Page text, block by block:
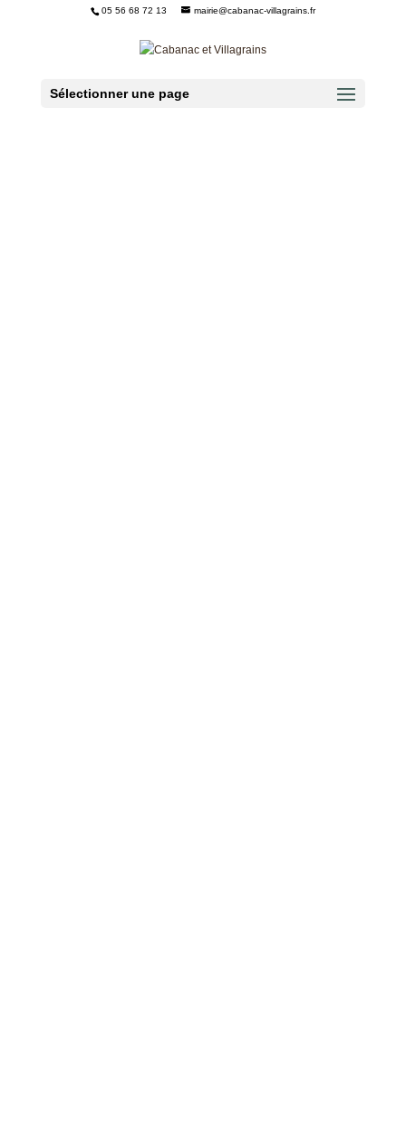
05 56 68 72 13 mairie@cabanac-villagrains.fr
Sélectionner une page